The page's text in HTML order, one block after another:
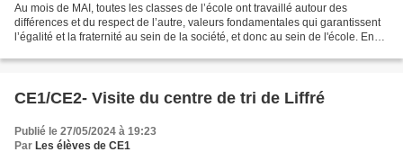
Au mois de MAI, toutes les classes de l’école ont travaillé autour des
différences et du respect de l’autre, valeurs fondamentales qui garantissent
l’égalité et la fraternité au sein de la société, et donc au sein de l'école. En
CE1/CE2- Visite du centre de tri de Liffré
Publié le 27/05/2024 à 19:23
Par Les élèves de CE1